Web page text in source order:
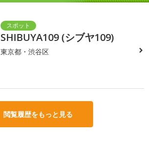
SHIBUYA109 (シブヤ109)
東京都・渋谷区
閲覧履歴をもっと見る